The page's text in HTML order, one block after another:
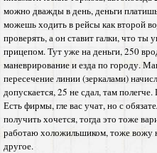
можно дважды в день, деньги
можешь ходить в рейсы как второй
проверять, а он ставит галки, что
прицепом. Тут уже на деньги, 250
маневрирование и езда по городу.
пересечение линии (зеркалами)
допускается, 25 не сдал, там
Есть фирмы, гле вас учат, но с
получить хочется, тогда это тоже
работаю холожильшиком, тоже вожу
другое.